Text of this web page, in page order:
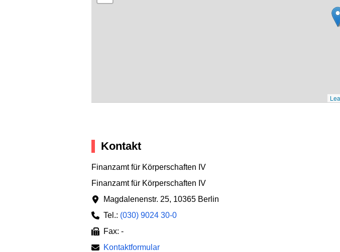
Kontakt
Finanzamt für Körperschaften IV
Finanzamt für Körperschaften IV
Magdalenenstr. 25, 10365 Berlin
Tel.: (030) 9024 30-0
Fax: -
Kontaktformular